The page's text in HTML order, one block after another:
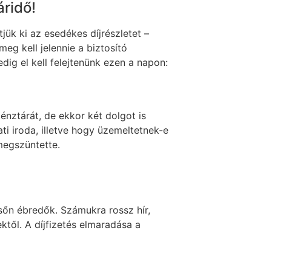
ki az esedékes díjrészletet –
kell jelennie a biztosító
el kell felejtenünk ezen a napon:
de ekkor két dolgot is
iroda, illetve hogy üzemeltetnek-e
ébredők. Számukra rossz hír,
A díjfizetés elmaradása a